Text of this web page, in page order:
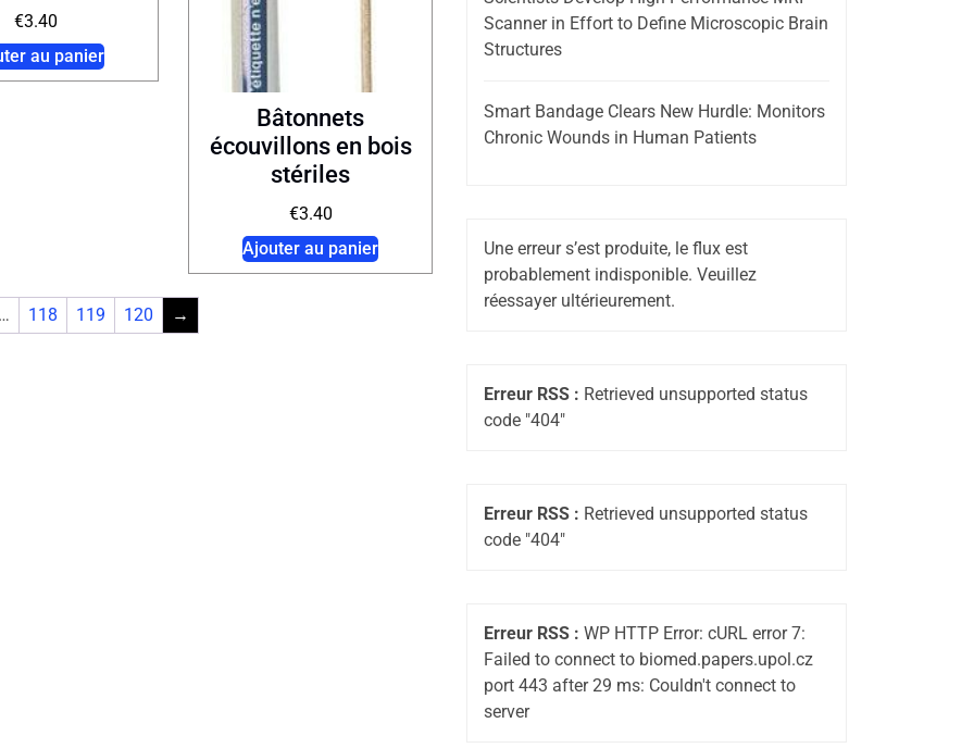
€3.40
au panier
Bâtonnets
écouvillons en bois
stériles
€3.40
Ajouter au panier
… 118 119 120 →
Scanner in Effort to Define Microscopic Brain
Structures
Smart Bandage Clears New Hurdle: Monitors
Chronic Wounds in Human Patients
Une erreur s’est produite, le flux est
probablement indisponible. Veuillez
réessayer ultérieurement.
Erreur RSS : Retrieved unsupported status
code "404"
Erreur RSS : Retrieved unsupported status
code "404"
Erreur RSS : WP HTTP Error: cURL error 7:
Failed to connect to biomed.papers.upol.cz
port 443 after 29 ms: Couldn't connect to
server